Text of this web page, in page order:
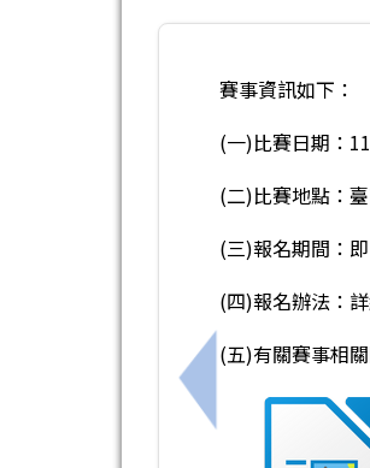
上一筆：「臺南青
賽事資訊如下：
(一)比賽日期：
(二)比賽地點：
(三)報名期間：
(四)報名辦法：
(五)有關賽事相